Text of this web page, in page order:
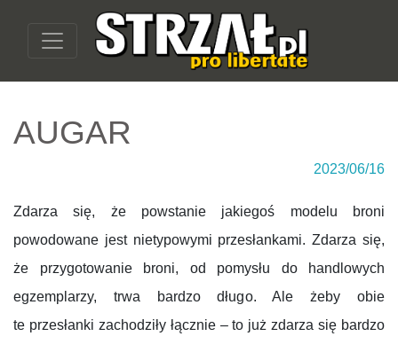
AUGAR
2023/06/16
Zdarza się, że powstanie jakiegoś modelu broni
powodowane jest nietypowymi przesłankami. Zdarza się,
że przygotowanie broni, od pomysłu do handlowych
egzemplarzy, trwa bardzo długo. Ale żeby obie
te przesłanki zachodziły łącznie – to już zdarza się bardzo